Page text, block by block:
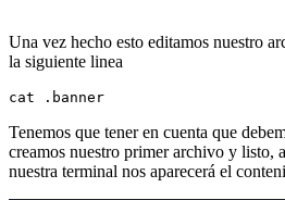
Una vez hecho esto editamos nuestro
la siguiente linea
cat .banner
Tenemos que tener en cuenta que
creamos nuestro primer archivo y listo,
nuestra terminal nos aparecerá el